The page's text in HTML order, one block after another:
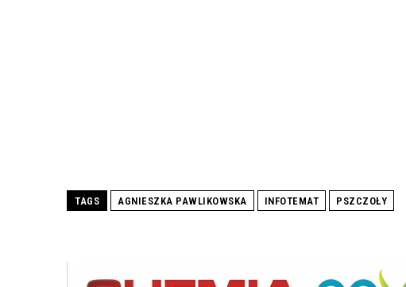
TAGS AGNIESZKA PAWLIKOWSKA INFOTEMAT PSZCZOŁY